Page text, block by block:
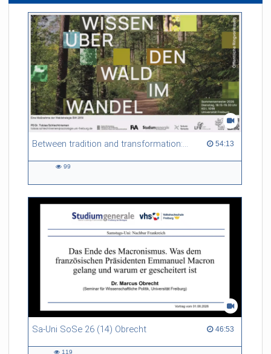
Between tradition and transformation: how owners, advisers and institutions co-create knowledge for resilient forests in Europe 54:13
54:13 duration
99
Sa-Uni SoSe 26 (14) Obrecht 46:53
46:53 duration
119